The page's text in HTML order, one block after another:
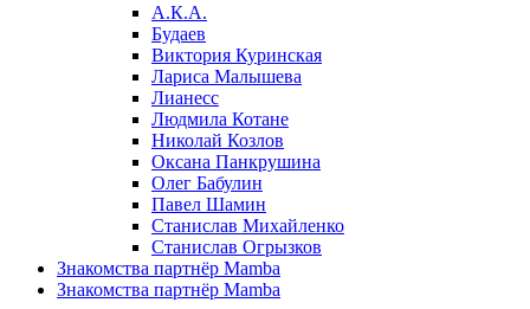
А.К.А.
Будаев
Виктория Куринская
Лариса Малышева
Лианесс
Людмила Котане
Николай Козлов
Оксана Панкрушина
Олег Бабулин
Павел Шамин
Станислав Михайленко
Станислав Огрызков
Знакомства партнёр Mamba
Знакомства партнёр Mamba